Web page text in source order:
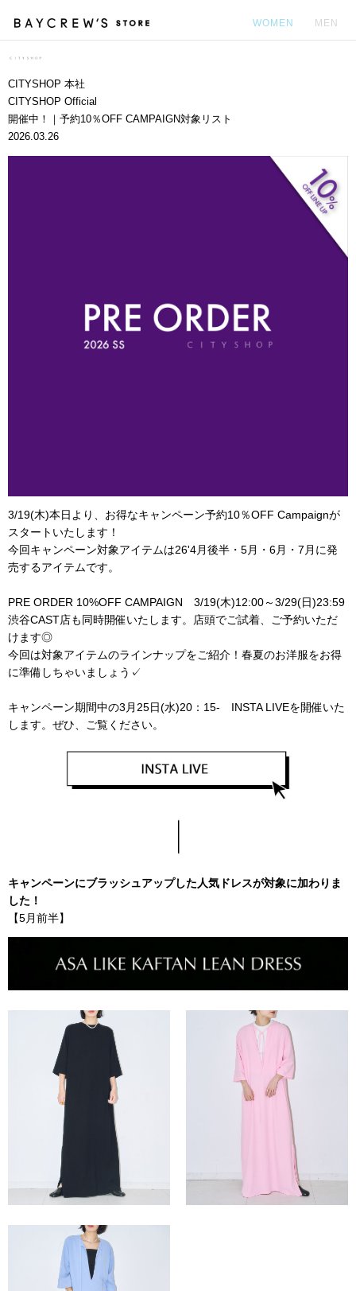
WOMEN MEN
CITYSHOP 本社
CITYSHOP Official
開催中！｜予約10％OFF CAMPAIGN対象リスト
2026.03.26
3/19(木)本日より、お得なキャンペーン予約10％OFF Campaignが
スタートいたします！
今回キャンペーン対象アイテムは26'4月後半・5月・6月・7月に発
売するアイテムです。
PRE ORDER 10%OFF CAMPAIGN 3/19(木)12:00～3/29(日)23:59
渋谷CAST店も同時開催いたします。店頭でご試着、ご予約いただ
けます◎
今回は対象アイテムのラインナップをご紹介！春夏のお洋服をお得
に準備しちゃいましょう✓
キャンペーン期間中の3月25日(水)20：15- INSTA LIVEを開催いた
します。ぜひ、ご覧ください。
キャンペーンにブラッシュアップした人気ドレスが対象に加わりま
した！
【5月前半】